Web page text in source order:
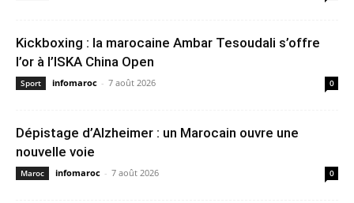
Kickboxing : la marocaine Ambar Tesoudali s’offre
l’or à l’ISKA China Open
Sport infomaroc - 7 août 2026 0
Dépistage d’Alzheimer : un Marocain ouvre une
nouvelle voie
Maroc infomaroc - 7 août 2026 0